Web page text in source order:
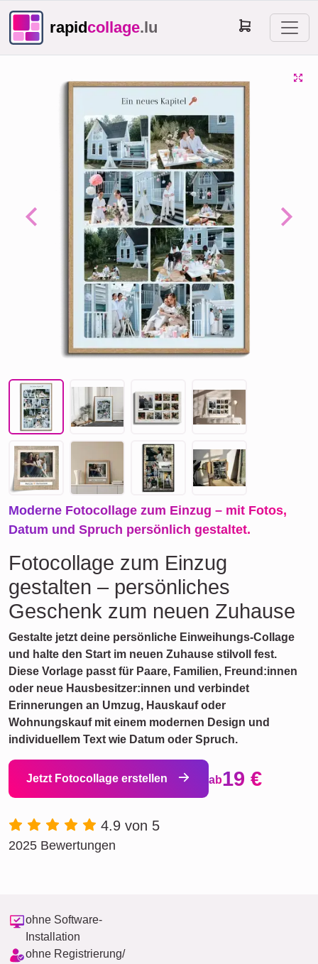
rapidcollage.lu
Previous Next
Moderne Fotocollage zum Einzug – mit Fotos,
Datum und Spruch persönlich gestaltet.
Fotocollage zum Einzug
gestalten – persönliches
Geschenk zum neuen Zuhause
Gestalte jetzt deine persönliche Einweihungs-Collage
und halte den Start im neuen Zuhause stilvoll fest.
Diese Vorlage passt für Paare, Familien, Freund:innen
oder neue Hausbesitzer:innen und verbindet
Erinnerungen an Umzug, Hauskauf oder
Wohnungskauf mit einem modernen Design und
individuellem Text wie Datum oder Spruch.
Jetzt Fotocollage erstellen ab19 €
4.9 von 5
2025 Bewertungen
ohne Software-
Installation
ohne Registrierung/